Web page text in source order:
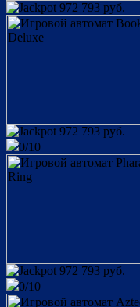
972 793 руб.
972 793 руб.
0/10
972 793 руб.
0/10
osobist
King of Cards
12 600 руб.
Book of Ra
user_1190264